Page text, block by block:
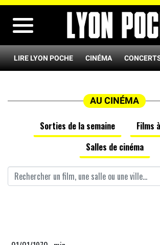
LIRE LYON POCHE CINÉMA
AU CINÉMA
Sorties de la semaine
Films
Salles de cinéma